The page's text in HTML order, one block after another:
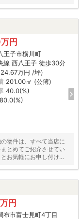
円
王子市横川町
線 西八王子 徒歩30分
万円 /坪)
201.00㎡ (公簿)
40.0(%)
80.0(%)
物件は、すべて当店に
とめてご紹介させてい
お気軽にお申し付けく
円
布市富士見町4丁目